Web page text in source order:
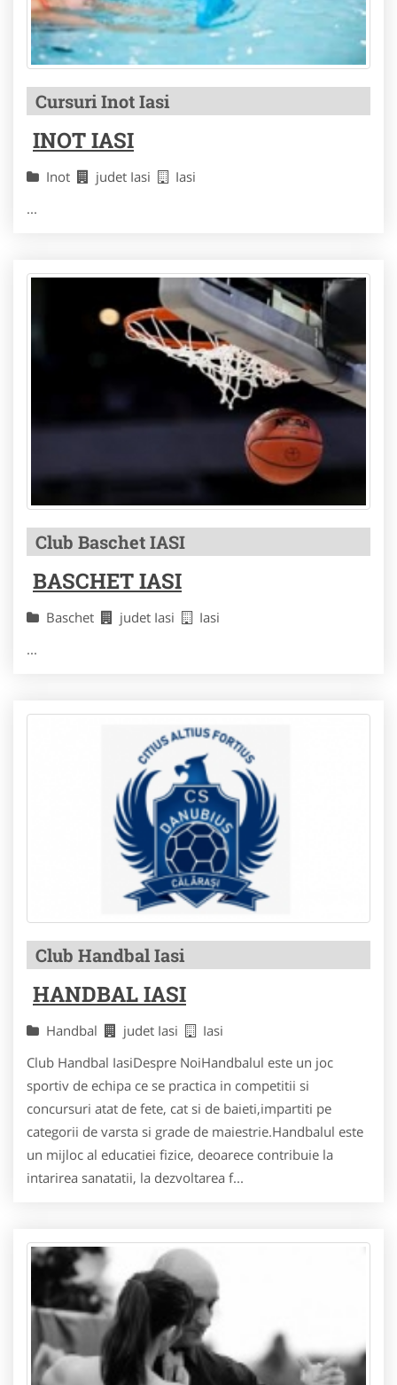
Cursuri Inot Iasi
INOT IASI
Inot judet Iasi
Iasi
...
Club Baschet IASI
BASCHET IASI
Baschet judet Iasi
Iasi
...
Club Handbal Iasi
HANDBAL IASI
Handbal judet Iasi
Iasi
Club Handbal IasiDespre NoiHandbalul este un joc
sportiv de echipa ce se practica in competitii si
concursuri atat de fete, cat si de baieti,impartiti pe
categorii de varsta si grade de maiestrie.Handbalul este
un mijloc al educatiei fizice, deoarece contribuie la
intarirea sanatatii, la dezvoltarea f...